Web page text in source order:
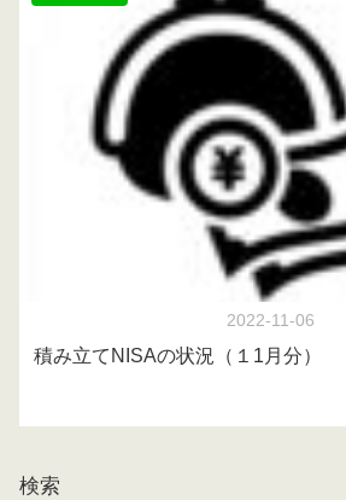
2022-11-06
積み立てNISAの状況（１1月分）
検索